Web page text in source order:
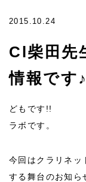
2015.10.24
Cl柴田
情報です♪
どもです!!
ラボです。
今回はクラリネッ
する舞台のお知ら